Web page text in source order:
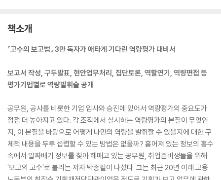
책소개
『고수의 보고법』 3만 독자가 애타게 기다린 역량평가 대비서
보고서 작성, 구두발표, 현안업무처리, 집단토론, 역할연기, 역량면접 등
평가기법별로 역량발휘술 공개
공무원, 공사를 비롯한 기업 입사와 승진에 있어서 역량평가의 중요도가
점점 더 높아지고 있다. 각 조직에서 실시하는 역량평가의 본질이 무엇인
지, 이 본질을 바탕으로 어떻게 나만의 역량을 발휘할 수 있을지에 대한 구
체적 내용을 두루 섭렵할 수 있는 방법은 없을까? 흩어져 있는 정보의 홍수
속에서 알짜배기 정보를 찾아 헤매고 있는 공무원, 취업준비생들을 위해
'보고의 고수'로 불리는 저자 박종필이 나섰다. 그는 최근 20년 이래 고용